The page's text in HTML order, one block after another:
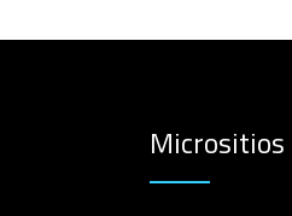
Micrositios